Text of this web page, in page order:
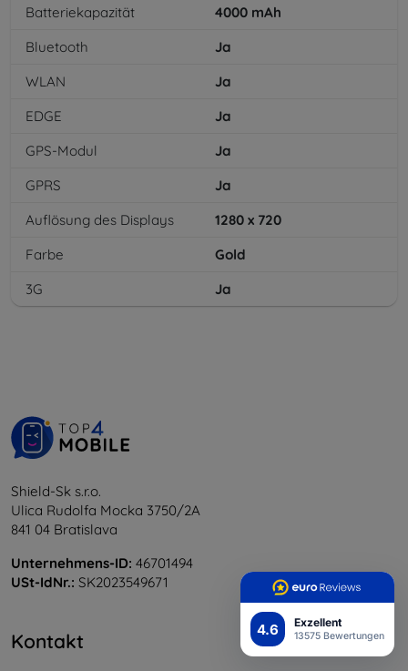
4.6 Exzellent
13575 Bewertungen
Batteriekapazität
4000 mAh
Bluetooth
Ja
WLAN
Ja
EDGE
Ja
GPS-Modul
Ja
GPRS
Ja
Auflösung des Displays
1280 x 720
Farbe
Gold
3G
Ja
Shield-Sk s.r.o.
Ulica Rudolfa Mocka 3750/2A
841 04 Bratislava
Unternehmens-ID: 46701494
USt-IdNr.: SK2023549671
Kontakt